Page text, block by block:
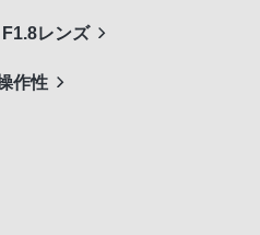
レンズ
作性